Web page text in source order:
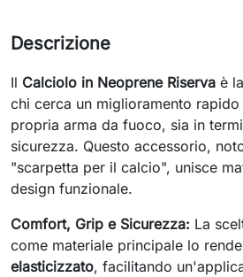
Descrizione
Il Calciolo in Neoprene Riserva è
chi cerca un miglioramento
propria arma da fuoco, sia in
sicurezza. Questo accessorio,
"scarpetta per il calcio", unisce
design funzionale.
Comfort, Grip e Sicurezza: La
come materiale principale lo
elasticizzato, facilitando